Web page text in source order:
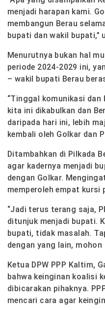
menjadi harapan kami.
membangun Berau
bupati dan wakil bupati,”
Menurutnya bukan hal
periode 2024-2029 ini,
– wakil bupati Berau
“Tinggal komunikasi
kita ini dikabulkan dan
daripada hari ini, lebih
kembali oleh Golkar dan
Ditambahkan di Pilkada
agar kadernya menjadi
dengan Golkar.
memperoleh empat kursi
“Jadi terus terang saja,
ditunjuk menjadi bupati.
bupati, tidak masalah.
dengan yang lain, mohon
Ketua DPW PPP Kaltim,
bahwa keinginan koalisi
dibicarakan pihaknya.
mencari cara agar